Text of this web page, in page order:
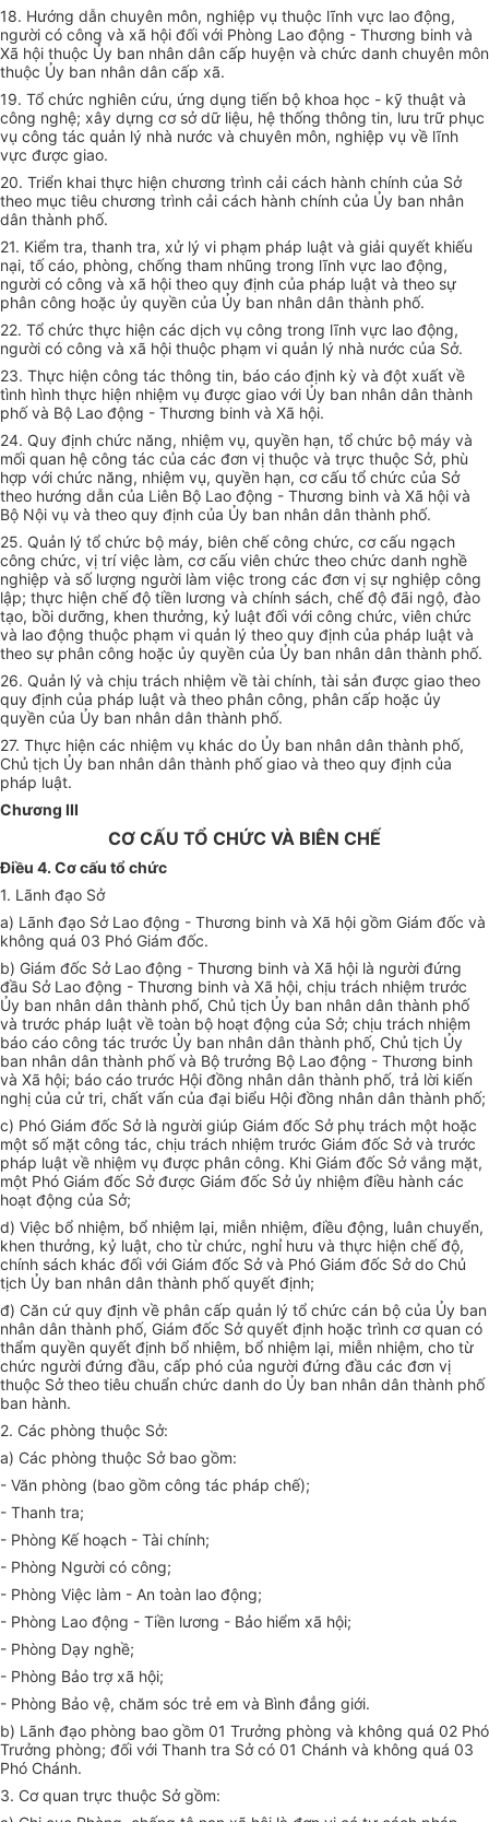
18. Hướng dẫn chuyên môn, nghiệp vụ thuộc lĩnh vực lao động,
người có công và xã hội đối với Phòng Lao động - Thương binh và
Xã hội thuộc Ủy ban nhân dân cấp huyện và chức danh chuyên môn
thuộc Ủy ban nhân dân cấp xã.
19. Tổ chức nghiên cứu, ứng dụng tiến bộ khoa học - kỹ thuật và
công nghệ; xây dựng cơ sở dữ liệu, hệ thống thông tin, lưu trữ phục
vụ công tác quản lý nhà nước và chuyên môn, nghiệp vụ về lĩnh
vực được giao.
20. Triển khai thực hiện chương trình cải cách hành chính của Sở
theo mục tiêu chương trình cải cách hành chính của Ủy ban nhân
dân thành phố.
21. Kiểm tra, thanh tra, xử lý vi phạm pháp luật và giải quyết khiếu
nại, tố cáo, phòng, chống tham nhũng trong lĩnh vực lao động,
người có công và xã hội theo quy định của pháp luật và theo sự
phân công hoặc ủy quyền của Ủy ban nhân dân thành phố.
22. Tổ chức thực hiện các dịch vụ công trong lĩnh vực lao động,
người có công và xã hội thuộc phạm vi quản lý nhà nước của Sở.
23. Thực hiện công tác thông tin, báo cáo định kỳ và đột xuất về
tình hình thực hiện nhiệm vụ được giao với Ủy ban nhân dân thành
phố và Bộ Lao động - Thương binh và Xã hội.
24. Quy định chức năng, nhiệm vụ, quyền hạn, tổ chức bộ máy và
mối quan hệ công tác của các đơn vị thuộc và trực thuộc Sở, phù
hợp với chức năng, nhiệm vụ, quyền hạn, cơ cấu tổ chức của Sở
theo hướng dẫn của Liên Bộ Lao động - Thương binh và Xã hội và
Bộ Nội vụ và theo quy định của Ủy ban nhân dân thành phố.
25. Quản lý tổ chức bộ máy, biên chế công chức, cơ cấu ngạch
công chức, vị trí việc làm, cơ cấu viên chức theo chức danh nghề
nghiệp và số lượng người làm việc trong các đơn vị sự nghiệp công
lập; thực hiện chế độ tiền lương và chính sách, chế độ đãi ngộ, đào
tạo, bồi dưỡng, khen thưởng, kỷ luật đối với công chức, viên chức
và lao động thuộc phạm vi quản lý theo quy định của pháp luật và
theo sự phân công hoặc ủy quyền của Ủy ban nhân dân thành phố.
26. Quản lý và chịu trách nhiệm về tài chính, tài sản được giao theo
quy định của pháp luật và theo phân công, phân cấp hoặc ủy
quyền của Ủy ban nhân dân thành phố.
27. Thực hiện các nhiệm vụ khác do Ủy ban nhân dân thành phố,
Chủ tịch Ủy ban nhân dân thành phố giao và theo quy định của
pháp luật.
Chương III
CƠ CẤU TỔ CHỨC VÀ BIÊN CHẾ
Điều 4. Cơ cấu tổ chức
1. Lãnh đạo Sở
a) Lãnh đạo Sở Lao động - Thương binh và Xã hội gồm Giám đốc và
không quá 03 Phó Giám đốc.
b) Giám đốc Sở Lao động - Thương binh và Xã hội là người đứng
đầu Sở Lao động - Thương binh và Xã hội, chịu trách nhiệm trước
Ủy ban nhân dân thành phố, Chủ tịch Ủy ban nhân dân thành phố
và trước pháp luật về toàn bộ hoạt động của Sở; chịu trách nhiệm
báo cáo công tác trước Ủy ban nhân dân thành phố, Chủ tịch Ủy
ban nhân dân thành phố và Bộ trưởng Bộ Lao động - Thương binh
và Xã hội; báo cáo trước Hội đồng nhân dân thành phố, trả lời kiến
nghị của cử tri, chất vấn của đại biểu Hội đồng nhân dân thành phố;
c) Phó Giám đốc Sở là người giúp Giám đốc Sở phụ trách một hoặc
một số mặt công tác, chịu trách nhiệm trước Giám đốc Sở và trước
pháp luật về nhiệm vụ được phân công. Khi Giám đốc Sở vắng mặt,
một Phó Giám đốc Sở được Giám đốc Sở ủy nhiệm điều hành các
hoạt động của Sở;
d) Việc bổ nhiệm, bổ nhiệm lại, miễn nhiệm, điều động, luân chuyển,
khen thưởng, kỷ luật, cho từ chức, nghỉ hưu và thực hiện chế độ,
chính sách khác đối với Giám đốc Sở và Phó Giám đốc Sở do Chủ
tịch Ủy ban nhân dân thành phố quyết định;
đ) Căn cứ quy định về phân cấp quản lý tổ chức cán bộ của Ủy ban
nhân dân thành phố, Giám đốc Sở quyết định hoặc trình cơ quan có
thẩm quyền quyết định bổ nhiệm, bổ nhiệm lại, miễn nhiệm, cho từ
chức người đứng đầu, cấp phó của người đứng đầu các đơn vị
thuộc Sở theo tiêu chuẩn chức danh do Ủy ban nhân dân thành phố
ban hành.
2. Các phòng thuộc Sở:
a) Các phòng thuộc Sở bao gồm:
- Văn phòng (bao gồm công tác pháp chế);
- Thanh tra;
- Phòng Kế hoạch - Tài chính;
- Phòng Người có công;
- Phòng Việc làm - An toàn lao động;
- Phòng Lao động - Tiền lương - Bảo hiểm xã hội;
- Phòng Dạy nghề;
- Phòng Bảo trợ xã hội;
- Phòng Bảo vệ, chăm sóc trẻ em và Bình đẳng giới.
b) Lãnh đạo phòng bao gồm 01 Trưởng phòng và không quá 02 Phó
Trưởng phòng; đối với Thanh tra Sở có 01 Chánh và không quá 03
Phó Chánh.
3. Cơ quan trực thuộc Sở gồm: